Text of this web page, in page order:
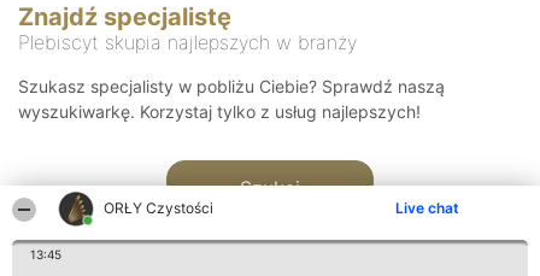
ORŁY Czystości Live chat
13:45
Znajdź specjalistę
Plebiscyt skupia najlepszych w branży
Szukasz specjalisty w pobliżu Ciebie? Sprawdź naszą
wyszukiwarkę. Korzystaj tylko z usług najlepszych!
Szukaj